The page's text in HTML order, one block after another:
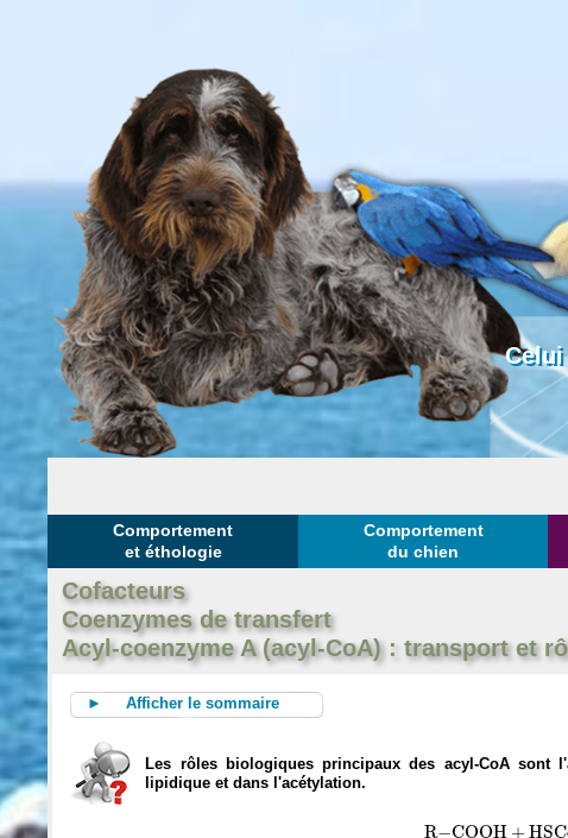
Comportement
et éthologie
Comportement
du chien
Cofacteurs
Coenzymes de transfert
Acyl-coenzyme A (acyl-CoA) : transport et
► Afficher le sommaire
Les rôles biologiques principaux des acyl-CoA sont
lipidique et dans l'acétylation.
R−COOH + HSC
R COOH+ H SCoA